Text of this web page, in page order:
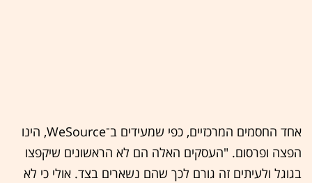
אחד החסמים המרכזיים, כפי שמעידים ב־WeSource, הינו
הפצה ופרסום. "העסקים האלה הם לא הראשונים שיקפצו
בגוגל ולעיתים זה גורם לכך שהם נשארים בצד. אולי כי לא